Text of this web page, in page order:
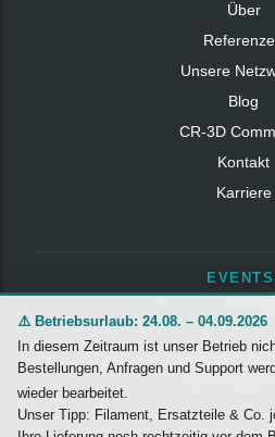
Über
Unsere
Blog
CR‑3D
Kontakt
Karriere
Impressum
© 2026 CR‑3D — Alle
⚠️ Betriebsurlaub: 24.08. – 04.09.2026
In diesem Zeitraum ist unser Betrieb
Bestellungen, Anfragen und Support
wieder bearbeitet.
Unser Tipp: Filament, Ersatzteile & Co.